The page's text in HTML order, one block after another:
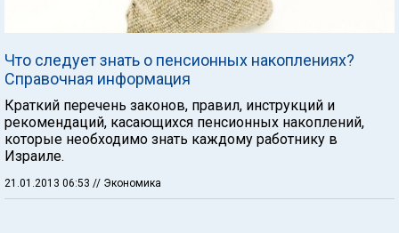
Что следует знать о пенсионных накоплениях?
Справочная информация
Краткий перечень законов, правил, инструкций и
рекомендаций, касающихся пенсионных накоплений,
которые необходимо знать каждому работнику в
Израиле.
21.01.2013 06:53 // Экономика